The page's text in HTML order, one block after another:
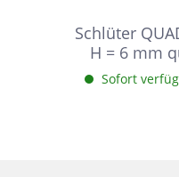
Schlüter
H = 6 mm
Sofort